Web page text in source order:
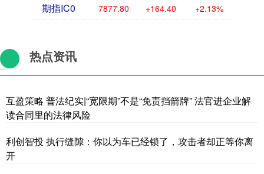
期指IC0 7877.80 +164.40 +2.13%
热点资讯
互盈策略 普法纪实|“宽限期”不是“免责挡箭牌” 法官进企业解
读合同里的法律风险
利创智投 执行缝隙：你以为车已经锁了，攻击者却正等你离
开